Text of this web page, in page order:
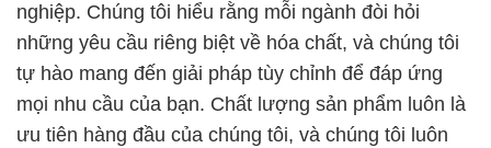
nghiệp. Chúng tôi hiểu rằng mỗi ngành đòi hỏi
những yêu cầu riêng biệt về hóa chất, và chúng tôi
tự hào mang đến giải pháp tùy chỉnh để đáp ứng
mọi nhu cầu của bạn. Chất lượng sản phẩm luôn là
ưu tiên hàng đầu của chúng tôi, và chúng tôi luôn